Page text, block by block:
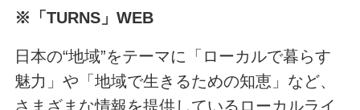
※「TURNS」WEB
日本の“地域”をテーマに「ローカルで暮らす
魅力」や「地域で生きるための知恵」など、
さまざまな情報を提供しているローカルライ